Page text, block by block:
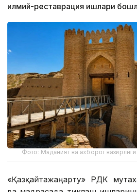
илмий-реставрация ишлари
Фото: Маданият ва ахборот вазирлиги
«Қазқайтажаңарту» РДК